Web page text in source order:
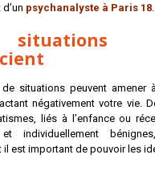
psychanalyste à Paris 18.
situations peuvent amener
négativement votre vie.
liés à l’enfance ou
et individuellement
il est important de pouvoir les